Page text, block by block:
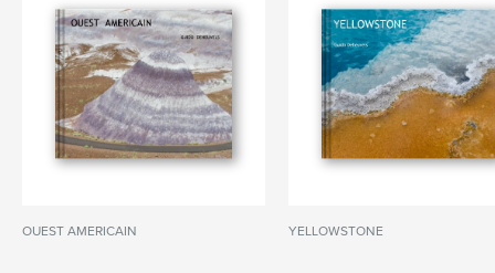
OUEST AMERICAIN YELLOWSTONE